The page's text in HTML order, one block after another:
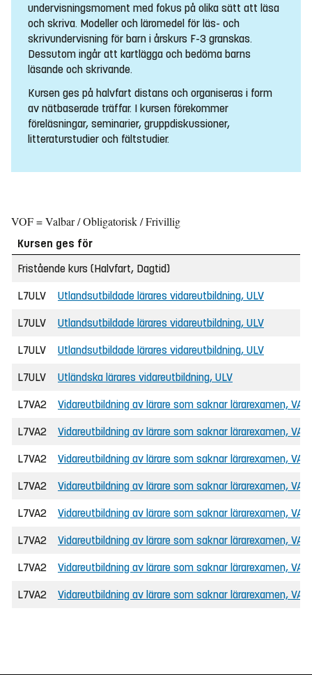
undervisningsmoment med fokus på olika sätt att läsa
och skriva. Modeller och läromedel för läs- och
skrivundervisning för barn i årskurs F-3 granskas.
Dessutom ingår att kartlägga och bedöma barns
läsande och skrivande.
Kursen ges på halvfart distans och organiseras i form
av nätbaserade träffar. I kursen förekommer
föreläsningar, seminarier, gruppdiskussioner,
litteraturstudier och fältstudier.
VOF = Valbar / Obligatorisk / Frivillig
Kursen ges för
Fristående kurs (Halvfart, Dagtid)
L7ULV Utlandsutbildade lärares vidareutbildning, ULV
L7ULV Utlandsutbildade lärares vidareutbildning, ULV
L7ULV Utlandsutbildade lärares vidareutbildning, ULV
L7ULV Utländska lärares vidareutbildning, ULV
L7VA2 Vidareutbildning av lärare som saknar lärarexamen, VAL
L7VA2 Vidareutbildning av lärare som saknar lärarexamen, VAL
L7VA2 Vidareutbildning av lärare som saknar lärarexamen, VAL
L7VA2 Vidareutbildning av lärare som saknar lärarexamen, VAL
L7VA2 Vidareutbildning av lärare som saknar lärarexamen, VAL
L7VA2 Vidareutbildning av lärare som saknar lärarexamen, VAL
L7VA2 Vidareutbildning av lärare som saknar lärarexamen, VAL
L7VA2 Vidareutbildning av lärare som saknar lärarexamen, VAL